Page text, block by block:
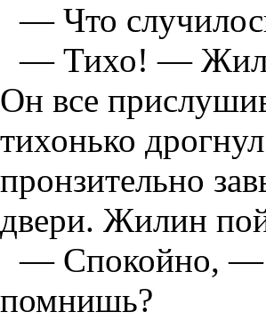
— Что
— Тихо! —
Он все
тихонько
пронзительно
двери. Жилин
— Спокойно, —
помнишь?